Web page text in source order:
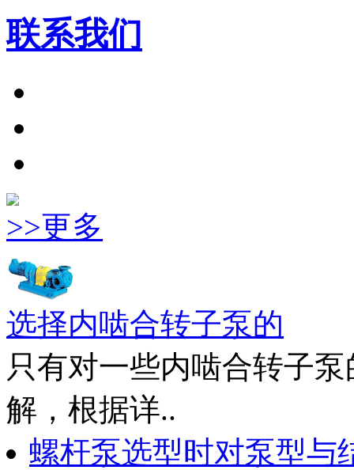
联系我们
>>更多
选择内啮合转子泵的
只有对一些内啮合转子
解，根据详..
螺杆泵选型时对泵型与